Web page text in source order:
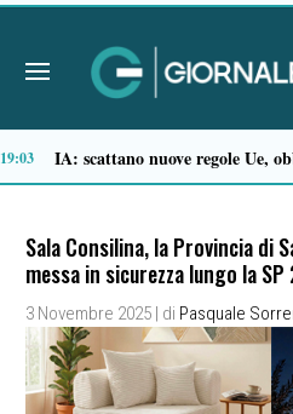
16:02
Sala Consilina, la Provincia di
messa in sicurezza lungo la SP
3 Novembre 2025 | di Pasquale